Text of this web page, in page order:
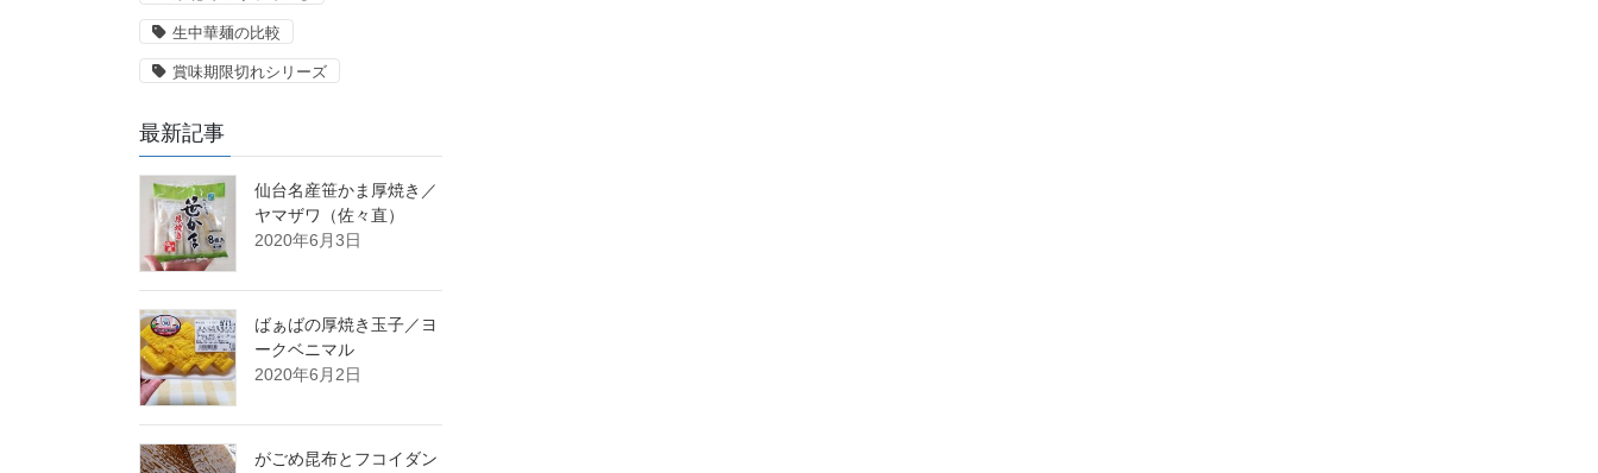
生中華麺の比較
賞味期限切れシリーズ
最新記事
仙台名産笹かま厚焼き／
ヤマザワ（佐々直）
2020年6月3日
ばぁばの厚焼き玉子／ヨ
ークベニマル
2020年6月2日
がごめ昆布とフコイダン